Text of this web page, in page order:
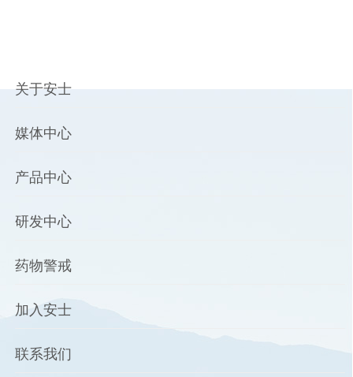
关于安士
媒体中心
产品中心
研发中心
药物警戒
加入安士
联系我们